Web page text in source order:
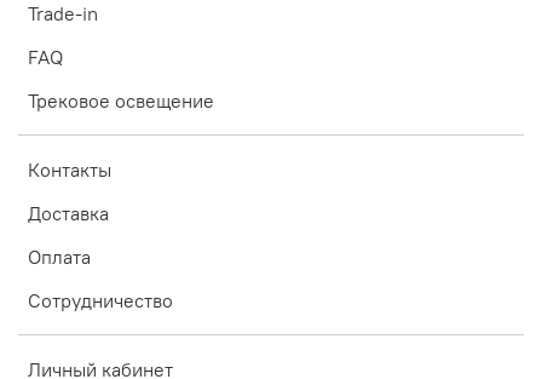
Trade-in
FAQ
Трековое освещение
Контакты
Доставка
Оплата
Сотрудничество
Личный кабинет